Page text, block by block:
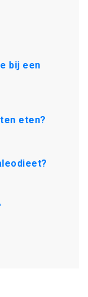
bij een
eten?